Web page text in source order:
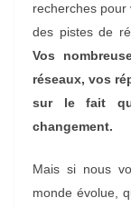
recherches pour
des pistes de
Vos
réseaux, vos
sur le fait
changement.
Mais si nous
monde évolue,